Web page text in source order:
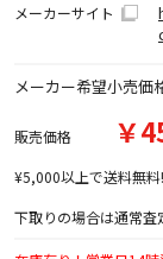
メーカーサイト
メーカー希望小売価
販売価格 ￥
¥5,000以上で送料無
下取りの場合は通常査